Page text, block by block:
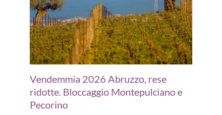
Vendemmia 2026 Abruzzo, rese
ridotte. Bloccaggio Montepulciano e
Pecorino